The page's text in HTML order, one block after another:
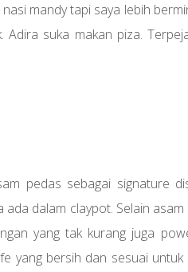
mandy tapi saya lebih
suka makan piza.
pedas sebagai signature
dalam claypot. Selain asam
yang tak kurang juga
yang bersih dan sesuai